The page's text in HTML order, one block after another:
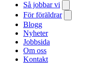
Så jobbar vi
För föräldrar
Blogg
Nyheter
Jobbsida
Om oss
Kontakt